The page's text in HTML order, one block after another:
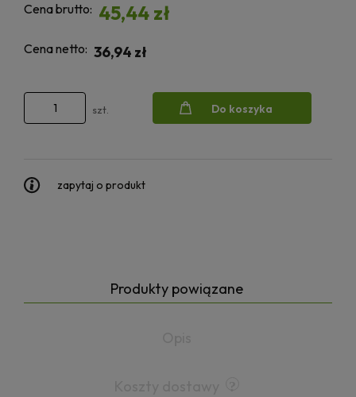
Cena brutto: 45,44 zł
Cena netto: 36,94 zł
szt. Do koszyka
zapytaj o produkt
Produkty powiązane